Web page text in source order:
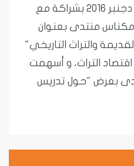
مكناس للتراث من 2 إلى 7 دجنبر 2016 بشراكة مع
مكناس منتدى بعنوان
والتراث التاريخي"
التراث، و أسهمت
بعرض "حول تدريس